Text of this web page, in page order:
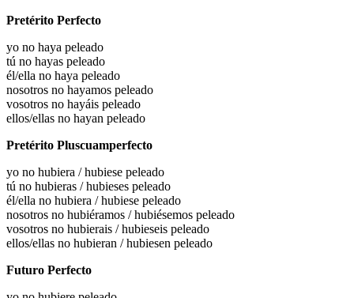
Pretérito Perfecto
yo no haya peleado
tú no hayas peleado
él/ella no haya peleado
nosotros no hayamos peleado
vosotros no hayáis peleado
ellos/ellas no hayan peleado
Pretérito Pluscuamperfecto
yo no hubiera / hubiese peleado
tú no hubieras / hubieses peleado
él/ella no hubiera / hubiese peleado
nosotros no hubiéramos / hubiésemos peleado
vosotros no hubierais / hubieseis peleado
ellos/ellas no hubieran / hubiesen peleado
Futuro Perfecto